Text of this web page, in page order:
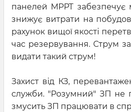
панелей МРРТ забезпечує
знижує витрати на
рахунок вищої якості
час резервування. Струм
видати такий струм!
Захист від КЗ,
служби. "Розумний" ЗП не
змусить ЗП працювати в